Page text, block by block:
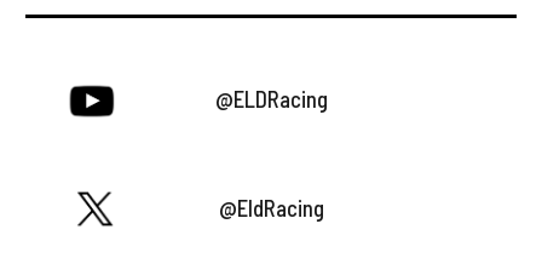
@ELDRacing
@EldRacing